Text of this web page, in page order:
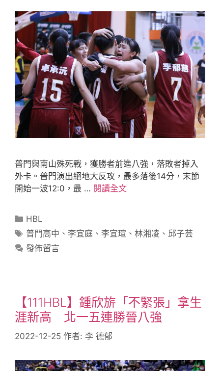
普門與南山殊死戰，獲勝者前進八強，落敗者掉入
外卡。普門演出絕地大反攻，最多落後14分，末節
開始一波12:0，最 … 閱讀全文
HBL
普門高中 、 李宜庭 、 李宜瑄 、林湘凌 、邱子芸
發佈留言
【111HBL】鍾欣旂「不緊張」拿生
涯新高 北一五連勝晉八強
2022-12-25 作者: 李 德郁